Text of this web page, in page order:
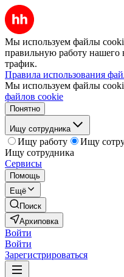
Мы используем файлы
правильную работу нашего
трафик.
Правила использования
Мы используем файлы
файлов cookie
Понятно
Ищу сотрудника
Ищу работу
Ищу
Ищу сотрудника
Сервисы
Помощь
Ещё
Поиск
Архиповка
Войти
Войти
Зарегистрироваться